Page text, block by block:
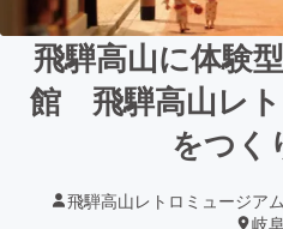
飛騨高山に体験
館 飛騨高山レ
をつく
飛騨高山レトロミュージアム
岐